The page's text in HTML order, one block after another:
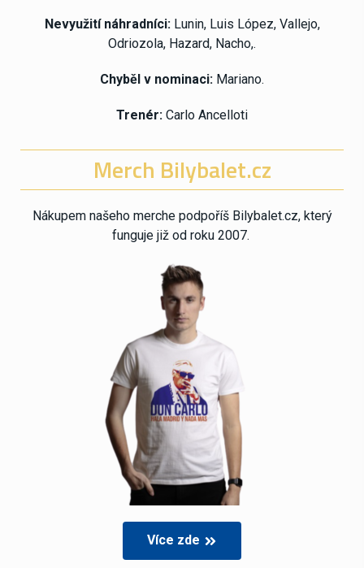
Nevyužití náhradníci: Lunin, Luis López, Vallejo,
Odriozola, Hazard, Nacho,.
Chyběl v nominaci: Mariano.
Trenér: Carlo Ancelloti
Merch Bilybalet.cz
Nákupem našeho merche podpoříš Bilybalet.cz, který
funguje již od roku 2007.
Více zde